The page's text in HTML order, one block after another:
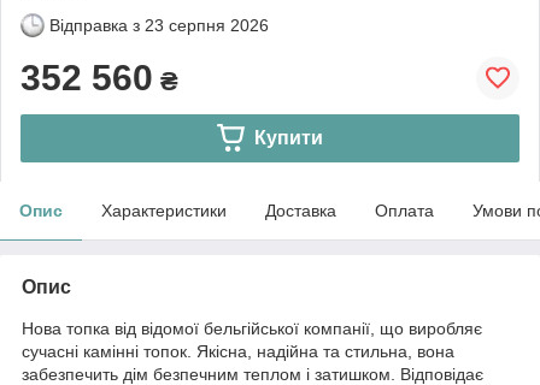
Відправка з 23 серпня 2026
352 560 ₴
Купити
Опис Характеристики Доставка Оплата Умови
Опис
Нова топка від відомої бельгійської компанії, що виробляє
сучасні камінні топок. Якісна, надійна та стильна, вона
забезпечить дім безпечним теплом і затишком. Відповідає